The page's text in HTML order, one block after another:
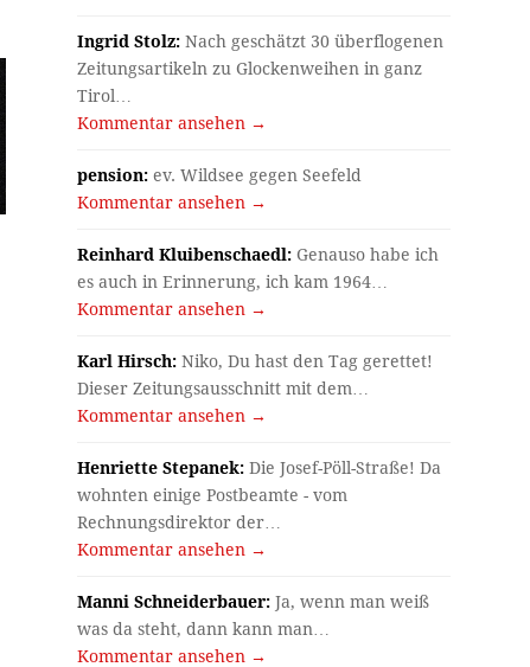
Ingrid Stolz: Nach geschätzt 30 überflogenen
Zeitungsartikeln zu Glockenweihen in ganz
Tirol…
Kommentar ansehen →
pension: ev. Wildsee gegen Seefeld
Kommentar ansehen →
Reinhard Kluibenschaedl: Genauso habe ich
es auch in Erinnerung, ich kam 1964…
Kommentar ansehen →
Karl Hirsch: Niko, Du hast den Tag gerettet!
Dieser Zeitungsausschnitt mit dem…
Kommentar ansehen →
Henriette Stepanek: Die Josef-Pöll-Straße! Da
wohnten einige Postbeamte - vom
Rechnungsdirektor der…
Kommentar ansehen →
Manni Schneiderbauer: Ja, wenn man weiß
was da steht, dann kann man…
Kommentar ansehen →